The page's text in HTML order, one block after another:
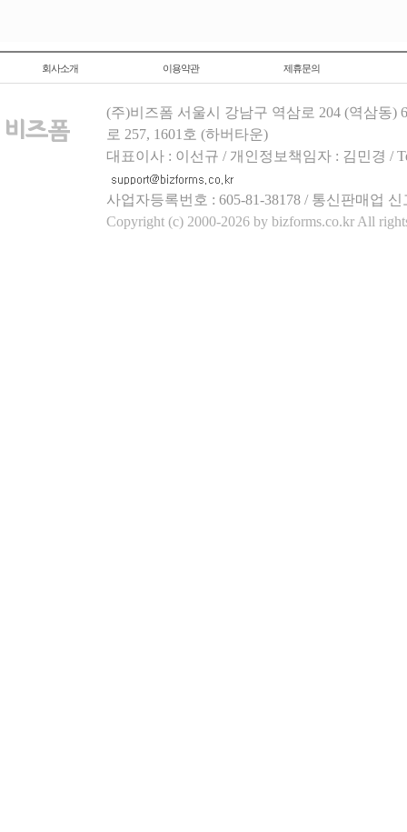
회사소개 이용약관 제휴문의
(주)비즈폼 서울시 강남구 역삼로 204 (역삼동)
로 257, 1601호 (하버타운)
대표이사 : 이선규 / 개인정보책임자 : 김민경 /
사업자등록번호 : 605-81-38178 / 통신판매업
Copyright (c) 2000-2026 by bizforms.co.kr All